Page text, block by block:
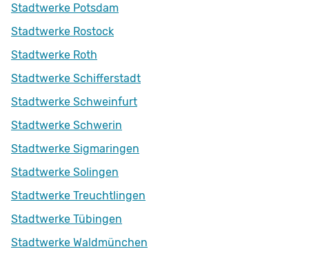
Stadtwerke Potsdam
Stadtwerke Rostock
Stadtwerke Roth
Stadtwerke Schifferstadt
Stadtwerke Schweinfurt
Stadtwerke Schwerin
Stadtwerke Sigmaringen
Stadtwerke Solingen
Stadtwerke Treuchtlingen
Stadtwerke Tübingen
Stadtwerke Waldmünchen